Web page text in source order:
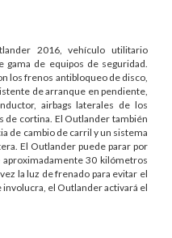
2016, vehículo utilitario
gama de equipos de seguridad.
los frenos antibloqueo de disco,
de arranque en pendiente,
airbags laterales de los
de cortina. El Outlander también
de cambio de carril y un sistema
El Outlander puede parar por
30 kilómetros
la luz de frenado para evitar el
el Outlander activará el